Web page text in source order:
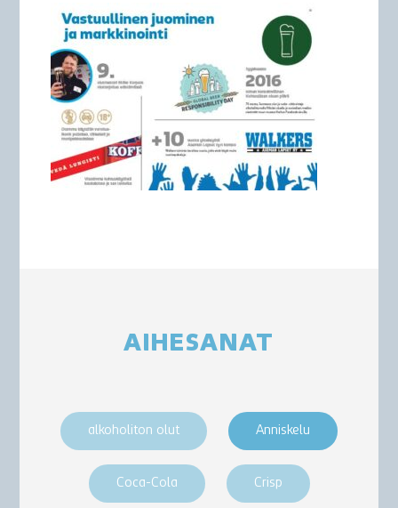
AIHESANAT
alkoholiton olut Anniskelu
Coca-Cola Crisp